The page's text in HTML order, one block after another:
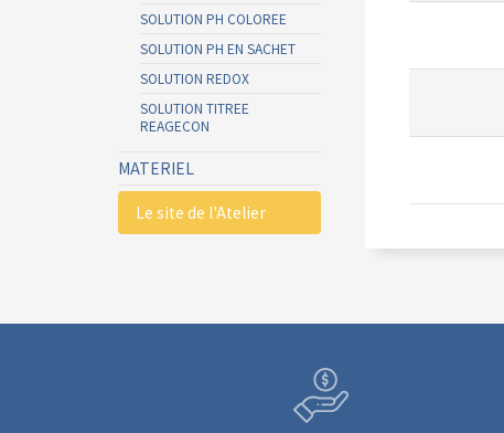
SOLUTION PH COLOREE
SOLUTION PH EN SACHET
SOLUTION REDOX
SOLUTION TITREE
REAGECON
MATERIEL
Le site de l'Atelier